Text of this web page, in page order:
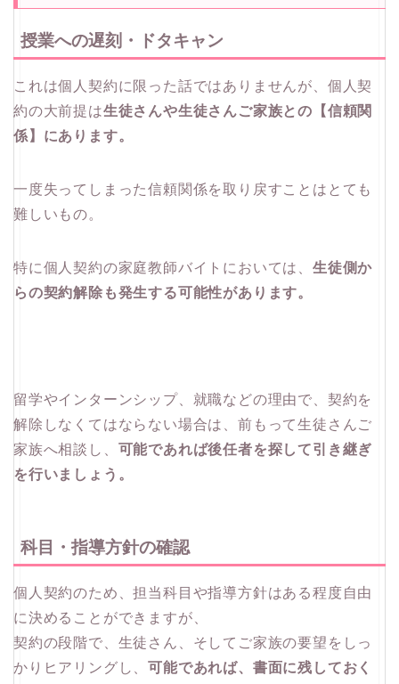
授業への遅刻・ドタキャン
これは個人契約に限った話ではありませんが、個人契
約の大前提は生徒さんや生徒さんご家族との【信頼関
係】にあります。
一度失ってしまった信頼関係を取り戻すことはとても
難しいもの。
特に個人契約の家庭教師バイトにおいては、 生徒側か
らの契約解除も発生する可能性があります。
留学やインターンシップ、就職などの理由で、契約を
解除しなくてはならない場合は、前もって生徒さんご
家族へ相談し、 可能であれば後任者を探して引き継ぎ
を行いましょう。
科目・指導方針の確認
個人契約のため、担当科目や指導方針はある程度自由
に決めることができますが、
契約の段階で、生徒さん、そしてご家族の要望をしっ
かりヒアリングし、可能であれば、書面に残しておく